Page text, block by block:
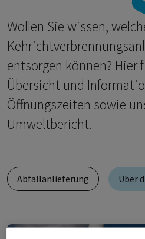
Wollen Sie wissen,
entsorgen können? Hier
Übersicht und
Öffnungszeiten sowie
Umweltbericht.
Abfallanlieferung Über